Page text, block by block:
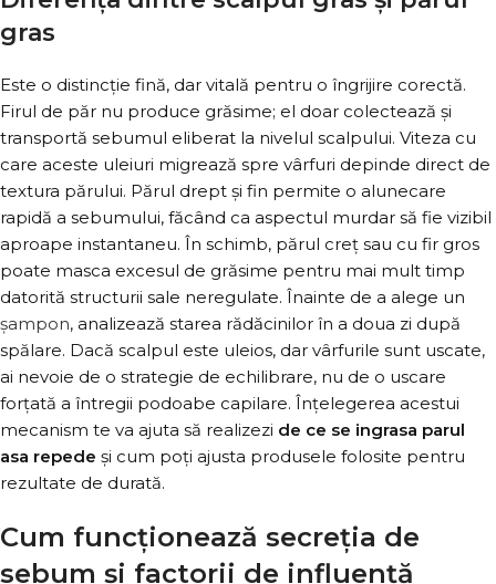
gras
Este o distincție fină, dar vitală pentru o îngrijire corectă.
Firul de păr nu produce grăsime; el doar colectează și
transportă sebumul eliberat la nivelul scalpului. Viteza cu
care aceste uleiuri migrează spre vârfuri depinde direct de
textura părului. Părul drept și fin permite o alunecare
rapidă a sebumului, făcând ca aspectul murdar să fie vizibil
aproape instantaneu. În schimb, părul creț sau cu fir gros
poate masca excesul de grăsime pentru mai mult timp
datorită structurii sale neregulate. Înainte de a alege un
șampon, analizează starea rădăcinilor în a doua zi după
spălare. Dacă scalpul este uleios, dar vârfurile sunt uscate,
ai nevoie de o strategie de echilibrare, nu de o uscare
forțată a întregii podoabe capilare. Înțelegerea acestui
mecanism te va ajuta să realizezi de ce se ingrasa parul
asa repede și cum poți ajusta produsele folosite pentru
rezultate de durată.
Cum funcționează secreția de
sebum și factorii de influență